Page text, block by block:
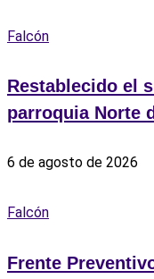
Falcón
Restablecido el
parroquia Norte
6 de agosto de 2026
Falcón
Frente